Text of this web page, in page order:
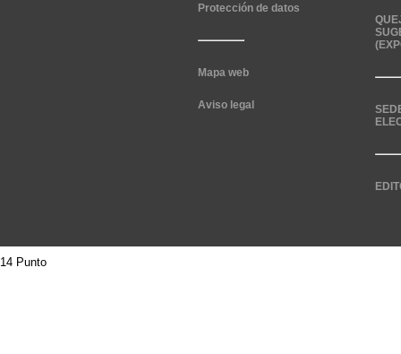
Protección de datos
Mapa web
Aviso legal
14 Punto